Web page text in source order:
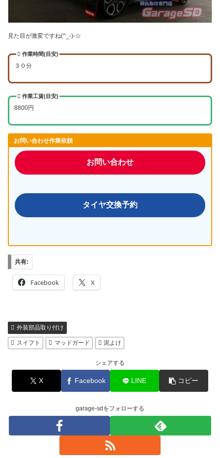
見た目が激変ですね(^_-)-☆
作業時間(目安)
３０分
作業工賃(目安)
8800円
お問い合わせ作業依頼
お問い合わせ
タイヤ交換予約
共有:
Facebook X
外装部品取り付け
スイフト マッドガード 泥よけ
シェアする
X Facebook LINE コピー
garage-sdをフォローする